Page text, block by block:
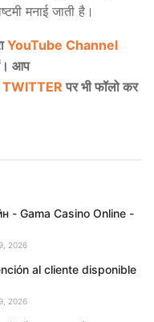
मनाई जाती है।
YouTube Channel
आप
TWITTER पर भी फॉलो कर
- Gama Casino Online -
2026
al cliente disponible
2026